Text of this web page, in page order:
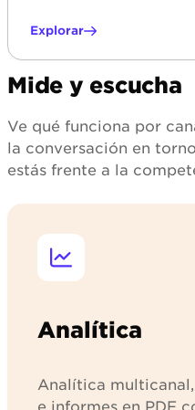
Explorar
Mide y escucha
Ve qué funciona por
la conversación en
estás frente a la
Analítica
Analítica